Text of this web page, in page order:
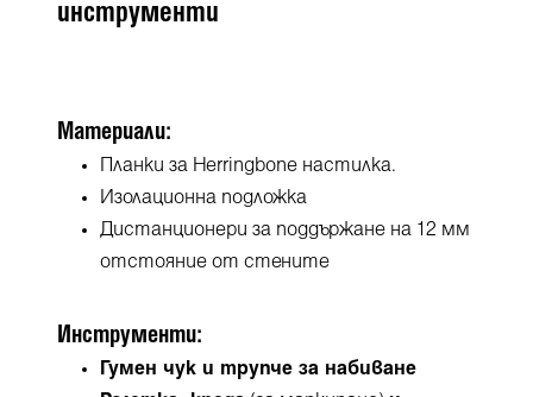
инструменти
Материали:
Планки за Herringbone настилка.
Изолационна подложка
Дистанционери за поддържане на 12 мм
отстояние от стените
Инструменти:
Гумен чук и трупче за набиване